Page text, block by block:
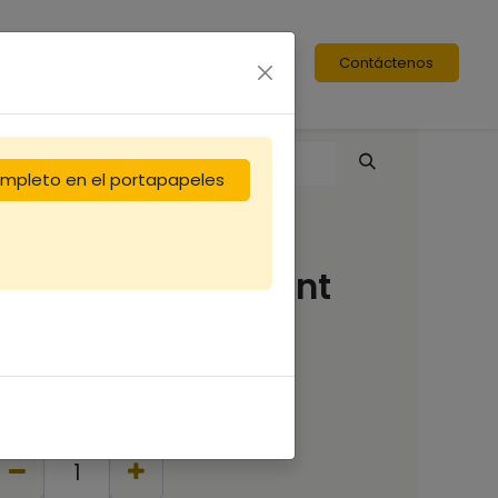
Contáctenos
Dadant
€
en el portapapeles